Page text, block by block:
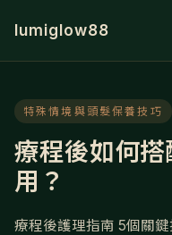
lumiglow88
特殊情境與頭髮保養技巧
療程後如何
用？
療程後護理指南 5個關